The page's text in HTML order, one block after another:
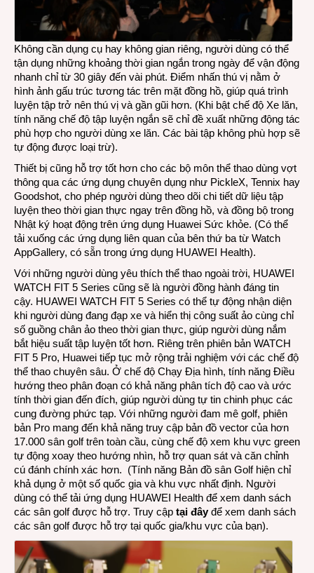
Không cần dụng cụ hay không gian riêng, người dùng có thể
tận dụng những khoảng thời gian ngắn trong ngày để vận động
nhanh chỉ từ 30 giây đến vài phút. Điểm nhấn thú vị nằm ở
hình ảnh gấu trúc tương tác trên mặt đồng hồ, giúp quá trình
luyện tập trở nên thú vị và gần gũi hơn. (Khi bật chế độ Xe lăn,
tính năng chế độ tập luyện ngắn sẽ chỉ đề xuất những động tác
phù hợp cho người dùng xe lăn. Các bài tập không phù hợp sẽ
tự động được loại trừ).
Thiết bị cũng hỗ trợ tốt hơn cho các bộ môn thể thao dùng vợt
thông qua các ứng dụng chuyên dụng như PickleX, Tennix hay
Goodshot, cho phép người dùng theo dõi chi tiết dữ liệu tập
luyện theo thời gian thực ngay trên đồng hồ, và đồng bộ trong
Nhật ký hoạt động trên ứng dụng Huawei Sức khỏe. (Có thể
tải xuống các ứng dụng liên quan của bên thứ ba từ Watch
AppGallery, có sẵn trong ứng dụng HUAWEI Health).
Với những người dùng yêu thích thể thao ngoài trời, HUAWEI
WATCH FIT 5 Series cũng sẽ là người đồng hành đáng tin
cậy. HUAWEI WATCH FIT 5 Series có thể tự động nhận diện
khi người dùng đang đạp xe và hiển thị công suất ảo cùng chỉ
số guồng chân ảo theo thời gian thực, giúp người dùng nắm
bắt hiệu suất tập luyện tốt hơn. Riêng trên phiên bản WATCH
FIT 5 Pro, Huawei tiếp tục mở rộng trải nghiệm với các chế độ
thể thao chuyên sâu. Ở chế độ Chạy Địa hình, tính năng Điều
hướng theo phân đoạn có khả năng phân tích độ cao và ước
tính thời gian đến đích, giúp người dùng tự tin chinh phục các
cung đường phức tạp. Với những người đam mê golf, phiên
bản Pro mang đến khả năng truy cập bản đồ vector của hơn
17.000 sân golf trên toàn cầu, cùng chế độ xem khu vực green
tự động xoay theo hướng nhìn, hỗ trợ quan sát và căn chỉnh
cú đánh chính xác hơn. (Tính năng Bản đồ sân Golf hiện chỉ
khả dụng ở một số quốc gia và khu vực nhất định. Người
dùng có thể tải ứng dụng HUAWEI Health để xem danh sách
các sân golf được hỗ trợ. Truy cập tại đâyđể xem danh sách
các sân golf được hỗ trợ tại quốc gia/khu vực của bạn).